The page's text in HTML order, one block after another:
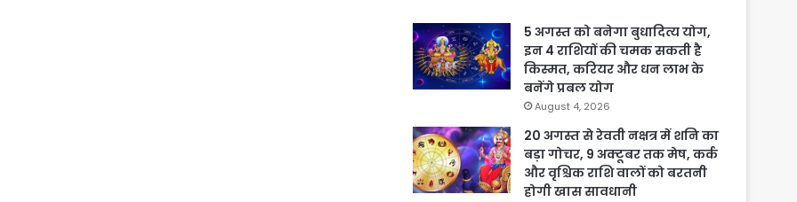
5 अगस्त को बनेगा बुधादित्य योग,
इन 4 राशियों की चमक सकती है
किस्मत, करियर और धन लाभ के
बनेंगे प्रबल योग
August 4, 2026
20 अगस्त से रेवती नक्षत्र में शनि का
बड़ा गोचर, 9 अक्टूबर तक मेष, कर्क
और वृश्चिक राशि वालों को बरतनी
होगी खास सावधानी